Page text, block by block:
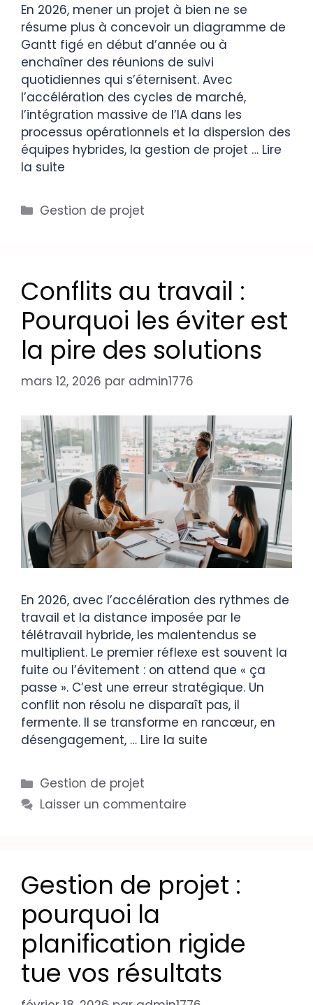
En 2026, mener un projet à bien ne se
résume plus à concevoir un diagramme de
Gantt figé en début d’année ou à
enchaîner des réunions de suivi
quotidiennes qui s’éternisent. Avec
l’accélération des cycles de marché,
l’intégration massive de l’IA dans les
processus opérationnels et la dispersion des
équipes hybrides, la gestion de projet … Lire
la suite
Gestion de projet
Conflits au travail :
Pourquoi les éviter est
la pire des solutions
mars 12, 2026 par admin1776
En 2026, avec l’accélération des rythmes de
travail et la distance imposée par le
télétravail hybride, les malentendus se
multiplient. Le premier réflexe est souvent la
fuite ou l’évitement : on attend que « ça
passe ». C’est une erreur stratégique. Un
conflit non résolu ne disparaît pas, il
fermente. Il se transforme en rancœur, en
désengagement, … Lire la suite
Gestion de projet
Laisser un commentaire
Gestion de projet :
pourquoi la
planification rigide
tue vos résultats